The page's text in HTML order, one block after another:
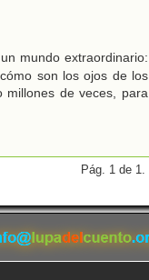
mundo extraordinario:
son los ojos de los
millones de veces, para
Pág. 1 de 1.